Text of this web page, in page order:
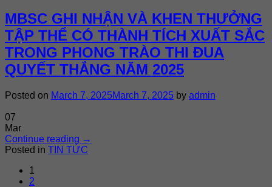
MBSC GHI NHẬN VÀ KHEN THƯỞNG
TẬP THỂ CÓ THÀNH TÍCH XUẤT SẮC
TRONG PHONG TRÀO THI ĐUA
QUYẾT THẮNG NĂM 2025
Posted on March 7, 2025March 7, 2025 by admin
07
Mar
Continue reading →
Posted in TIN TỨC
1
2